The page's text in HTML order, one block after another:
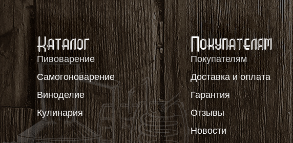
Каталог
Пивоварение
Самогоноварение
Виноделие
Кулинария
Покупателям
Покупателям
Доставка и оплата
Гарантия
Отзывы
Новости